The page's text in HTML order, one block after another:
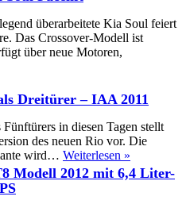
auf
der
IAA
2011
überarbeitete Kia Soul feiert
Das Crossover-Modell ist
über neue Motoren,
Dreitürer – IAA 2011
in diesen Tagen stellt
des neuen Rio vor. Die
wird… Weiterlesen »
zeigt
Modell 2012 mit 6,4 Liter-